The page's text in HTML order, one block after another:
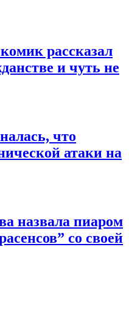
рассказал
и чуть не
что
атаки на
назвала пиаром
со своей